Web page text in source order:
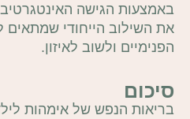
באמצעות הגישה
את השילוב הייחודי שמתאים
הפנימיים ולשוב לאיזון.
סיכום
בריאות הנפש של אימהות